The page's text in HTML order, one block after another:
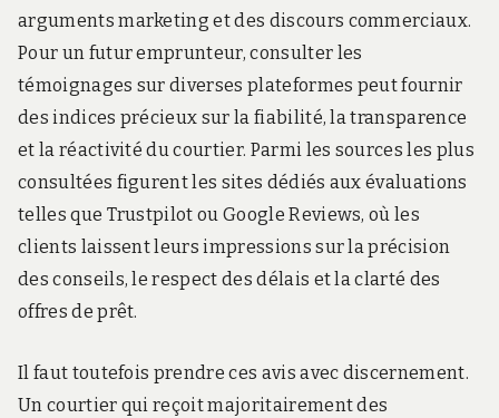
arguments marketing et des discours commerciaux.
Pour un futur emprunteur, consulter les
témoignages sur diverses plateformes peut fournir
des indices précieux sur la fiabilité, la transparence
et la réactivité du courtier. Parmi les sources les plus
consultées figurent les sites dédiés aux évaluations
telles que Trustpilot ou Google Reviews, où les
clients laissent leurs impressions sur la précision
des conseils, le respect des délais et la clarté des
offres de prêt.
Il faut toutefois prendre ces avis avec discernement.
Un courtier qui reçoit majoritairement des